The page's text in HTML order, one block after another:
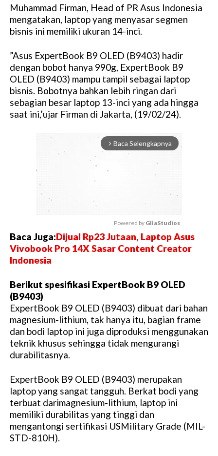
Muhammad Firman, Head of PR Asus Indonesia
mengatakan, laptop yang menyasar segmen
bisnis ini memiliki ukuran 14-inci.
”Asus ExpertBook B9 OLED (B9403) hadir
dengan bobot hanya 990g, ExpertBook B9
OLED (B9403) mampu tampil sebagai laptop
bisnis. Bobotnya bahkan lebih ringan dari
sebagian besar laptop 13-inci yang ada hingga
saat ini,’ujar Firman di Jakarta, (19/02/24).
arrow_forward_ios Baca Selengkapnya
M
u
Powered by GliaStudios
Baca Juga:Dijual Rp23 Jutaan, Laptop Asus
Vivobook Pro 14X Sasar Content Creator
Indonesia
Berikut spesifikasi ExpertBook B9 OLED
(B9403)
ExpertBook B9 OLED (B9403) dibuat dari bahan
magnesium-lithium, tak hanya itu, bagian frame
dan bodi laptop ini juga diproduksi menggunakan
teknik khusus sehingga tidak mengurangi
durabilitasnya.
ExpertBook B9 OLED (B9403) merupakan
laptop yang sangat tangguh. Berkat bodi yang
terbuat darimagnesium-lithium, laptop ini
memiliki durabilitas yang tinggi dan
mengantongi sertifikasi USMilitary Grade (MIL-
STD-810H).